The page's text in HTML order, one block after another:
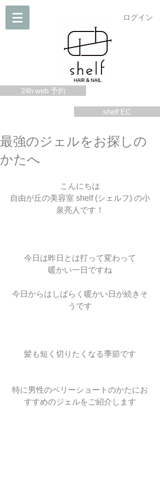
24h web 予約
ログイン
shelf EC
最強のジェルをお探しの
かたへ
こんにちは
自由が丘の美容室 shelf (シェルフ) の小
泉亮人です！
今日は昨日とは打って変わって
暖かい一日ですね
今日からはしばらく暖かい日が続きそ
うです
髪も短く切りたくなる季節です
特に男性のベリーショートのかたにお
すすめのジェルをご紹介します